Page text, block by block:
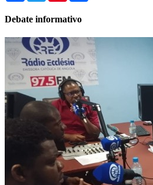
Debate informativo